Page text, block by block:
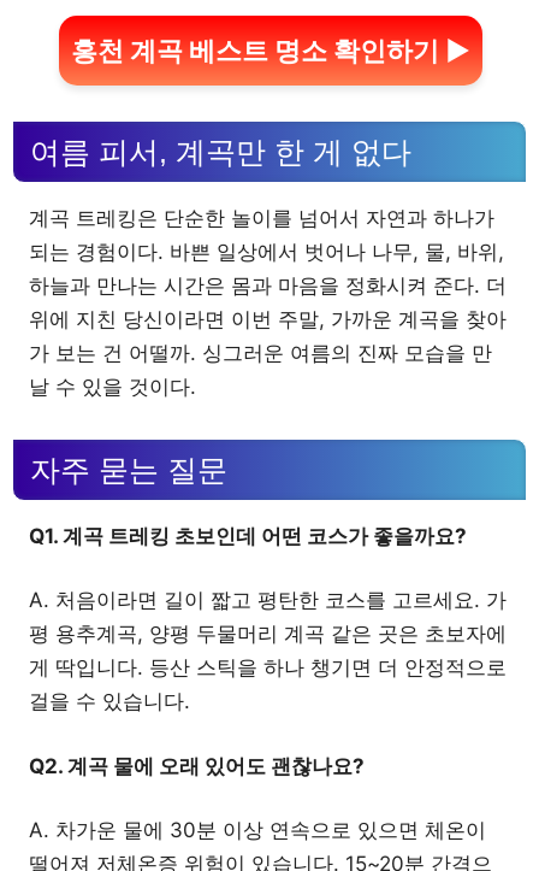
홍천 계곡 베스트 명소 확인하기 ▶
여름 피서, 계곡만 한 게 없다
계곡 트레킹은 단순한 놀이를 넘어서 자연과 하나가
되는 경험이다. 바쁜 일상에서 벗어나 나무, 물, 바위,
하늘과 만나는 시간은 몸과 마음을 정화시켜 준다. 더
위에 지친 당신이라면 이번 주말, 가까운 계곡을 찾아
가 보는 건 어떨까. 싱그러운 여름의 진짜 모습을 만
날 수 있을 것이다.
자주 묻는 질문
Q1. 계곡 트레킹 초보인데 어떤 코스가 좋을까요?
A. 처음이라면 길이 짧고 평탄한 코스를 고르세요. 가
평 용추계곡, 양평 두물머리 계곡 같은 곳은 초보자에
게 딱입니다. 등산 스틱을 하나 챙기면 더 안정적으로
걸을 수 있습니다.
Q2. 계곡 물에 오래 있어도 괜찮나요?
A. 차가운 물에 30분 이상 연속으로 있으면 체온이
떨어져 저체온증 위험이 있습니다. 15~20분 간격으